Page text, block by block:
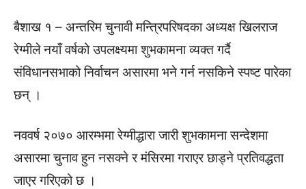
बैशाख १ – अन्तरिम चुनावी मन्त्रिपरिषदका अध्यक्ष खिलराज
रेग्मीले नयाँ वर्षको उपलक्ष्यमा शुभकामना व्यक्त गर्दै
संविधानसभाको निर्वाचन असारमा भने गर्न नसकिने स्पष्ट पारेका
छन् ।
नववर्ष २०७० आरम्भमा रेग्मीद्धारा जारी शुभकामना सन्देशमा
असारमा चुनाव हुन नसक्ने र मंसिरमा गराएर छाड्ने प्रतिवद्धता
जाएर गरिएको छ ।